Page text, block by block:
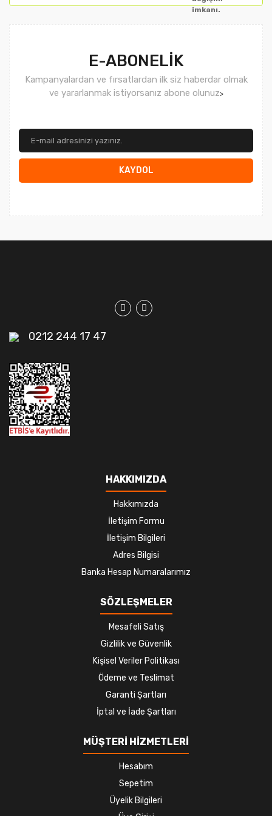
imkanı.
E-ABONELİK
Kampanyalardan ve fırsatlardan ilk siz haberdar olmak
ve yararlanmak istiyorsanız abone olunuz>
KAYDOL
0212 244 17 47
HAKKIMIZDA
Hakkımızda
İletişim Formu
İletişim Bilgileri
Adres Bilgisi
Banka Hesap Numaralarımız
SÖZLEŞMELER
Mesafeli Satış
Gizlilik ve Güvenlik
Kişisel Veriler Politikası
Ödeme ve Teslimat
Garanti Şartları
İptal ve İade Şartları
MÜŞTERİ HİZMETLERİ
Hesabım
Sepetim
Üyelik Bilgileri